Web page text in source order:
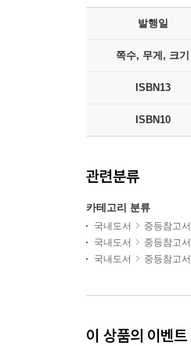
발행일
쪽수, 무게, 크기
ISBN13
ISBN10
관련분류
카테고리 분류
국내도서 중등참고서
국내도서
중등참고서
국내도서
중등참고서
이 상품의 이벤트